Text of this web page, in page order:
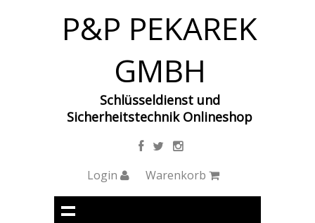
P&P PEKAREK
GMBH
Schlüsseldienst und
Sicherheitstechnik Onlineshop
Login Warenkorb